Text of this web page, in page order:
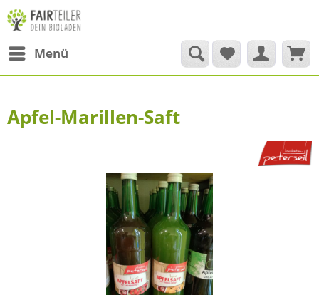
Menü
Apfel-Marillen-Saft